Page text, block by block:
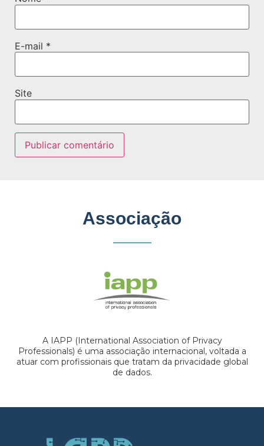
E-mail *
Site
Associação
A IAPP (International Association of Privacy
Professionals) é uma associação internacional, voltada a
atuar com profissionais que tratam da privacidade global
de dados.